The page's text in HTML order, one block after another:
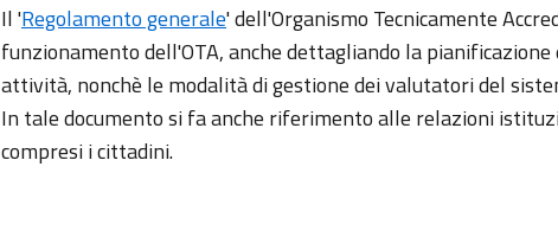
Il 'Regolamento generale' dell'Organismo Tecnicamente
funzionamento dell'OTA, anche dettagliando la
attività, nonchè le modalità di gestione dei valutatori del
In tale documento si fa anche riferimento alle relazioni
compresi i cittadini.